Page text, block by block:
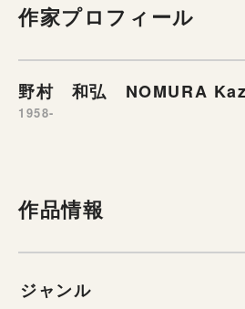
作家プロフィール
野村 和弘 NOMURA
1958-
作品情報
ジャンル